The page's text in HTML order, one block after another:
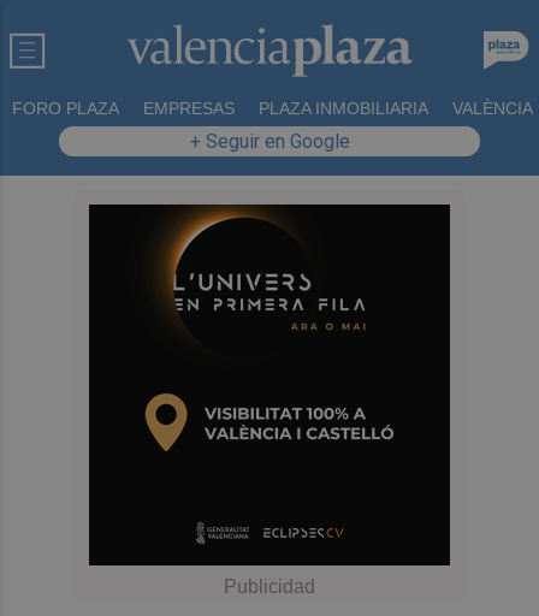
FORO PLAZA EMPRESAS PLAZA INMOBILIARIA VALÈNCIA
+ Seguir en Google